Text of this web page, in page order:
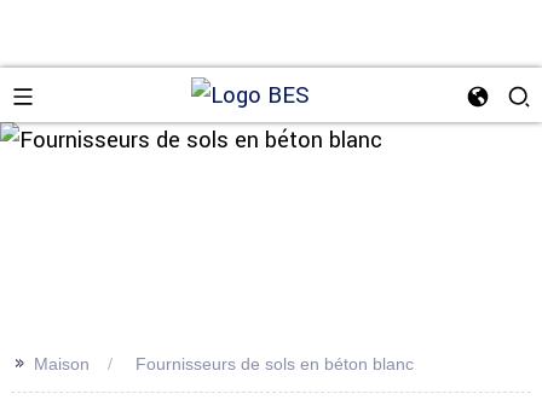
>> Maison Fournisseurs de sols en béton blanc